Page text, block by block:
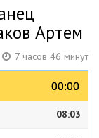
Артем
7 часов 46 минут
00:00
00:00
08:03